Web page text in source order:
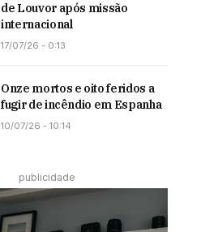
de Louvor após missão
internacional
17/07/26 - 0:13
Onze mortos e oito feridos a
fugir de incêndio em Espanha
10/07/26 - 10:14
publicidade